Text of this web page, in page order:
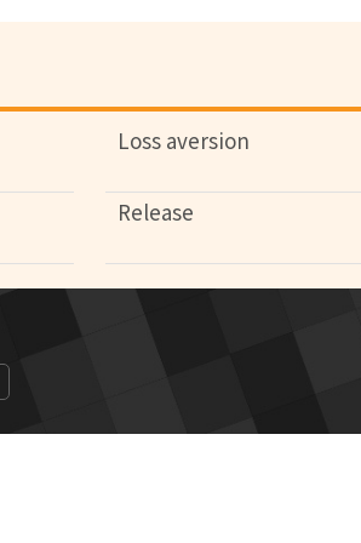
Loss aversion
Release